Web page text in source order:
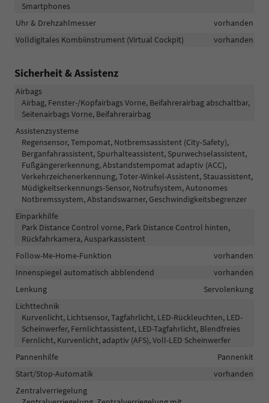
Smartphones
Uhr & Drehzahlmesser
vorhanden
Volldigitales Kombiinstrument (Virtual Cockpit)
vorhanden
Sicherheit & Assistenz
Airbags
Airbag, Fenster-/Kopfairbags Vorne, Beifahrerairbag abschaltbar,
Seitenairbags Vorne, Beifahrerairbag
Assistenzsysteme
Regensensor, Tempomat, Notbremsassistent (City-Safety),
Berganfahrassistent, Spurhalteassistent, Spurwechselassistent,
Fußgängererkennung, Abstandstempomat adaptiv (ACC),
Verkehrzeichenerkennung, Toter-Winkel-Assistent, Stauassistent,
Müdigkeitserkennungs-Sensor, Notrufsystem, Autonomes
Notbremssystem, Abstandswarner, Geschwindigkeitsbegrenzer
Einparkhilfe
Park Distance Control vorne, Park Distance Control hinten,
Rückfahrkamera, Ausparkassistent
Follow-Me-Home-Funktion
vorhanden
Innenspiegel automatisch abblendend
vorhanden
Lenkung
Servolenkung
Lichttechnik
Kurvenlicht, Lichtsensor, Tagfahrlicht, LED-Rückleuchten, LED-
Scheinwerfer, Fernlichtassistent, LED-Tagfahrlicht, Blendfreies
Fernlicht, Kurvenlicht, adaptiv (AFS), Voll-LED Scheinwerfer
Pannenhilfe
Pannenkit
Start/Stop-Automatik
vorhanden
Zentralverriegelung